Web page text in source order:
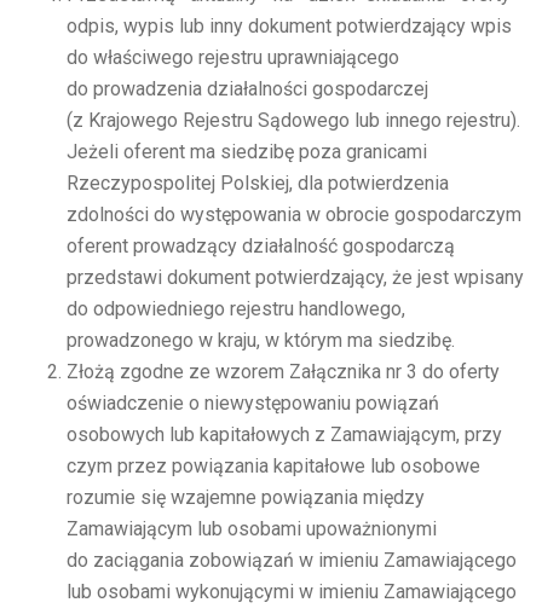
odpis, wypis lub inny dokument potwierdzający wpis
do właściwego rejestru uprawniającego
do prowadzenia działalności gospodarczej
(z Krajowego Rejestru Sądowego lub innego rejestru).
Jeżeli oferent ma siedzibę poza granicami
Rzeczypospolitej Polskiej, dla potwierdzenia
zdolności do występowania w obrocie gospodarczym
oferent prowadzący działalność gospodarczą
przedstawi dokument potwierdzający, że jest wpisany
do odpowiedniego rejestru handlowego,
prowadzonego w kraju, w którym ma siedzibę.
Złożą zgodne ze wzorem Załącznika nr 3 do oferty
oświadczenie o niewystępowaniu powiązań
osobowych lub kapitałowych z Zamawiającym, przy
czym przez powiązania kapitałowe lub osobowe
rozumie się wzajemne powiązania między
Zamawiającym lub osobami upoważnionymi
do zaciągania zobowiązań w imieniu Zamawiającego
lub osobami wykonującymi w imieniu Zamawiającego